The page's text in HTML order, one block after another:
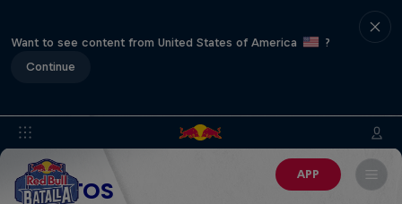
Want to see content from United States of America
?
Continue
APP
EVENTOS